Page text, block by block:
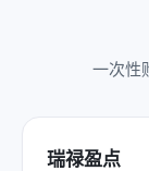
一次性
瑞禄盈点